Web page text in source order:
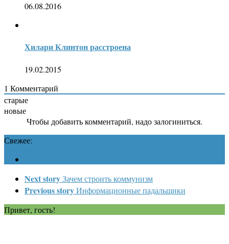
06.08.2016
Хилари Клинтон расстроена
19.02.2015
1 Комментарий
старые
новые
Чтобы добавить комментарий, надо залогиниться.
Свежее:
Next storyЗачем строить коммунизм
Previous storyИнформационные падальщики
Привет, гость!